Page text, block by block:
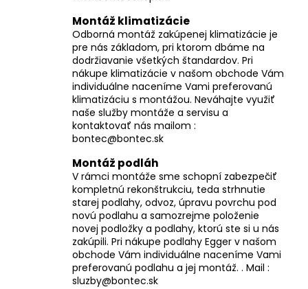
Montáž klimatizácie
Odborná montáž zakúpenej klimatizácie je
pre nás základom, pri ktorom dbáme na
dodržiavanie všetkých štandardov. Pri
nákupe klimatizácie v našom obchode Vám
individuálne naceníme Vami preferovanú
klimatizáciu s montážou. Neváhajte využiť
naše služby montáže a servisu a
kontaktovať nás mailom :
bontec@bontec.sk
Montáž podláh
V rámci montáže sme schopní zabezpečiť
kompletnú rekonštrukciu, teda strhnutie
starej podlahy, odvoz, úpravu povrchu pod
novú podlahu a samozrejme položenie
novej podložky a podlahy, ktorú ste si u nás
zakúpili. Pri nákupe podlahy Egger v našom
obchode Vám individuálne naceníme Vami
preferovanú podlahu a jej montáž. . Mail :
sluzby@bontec.sk